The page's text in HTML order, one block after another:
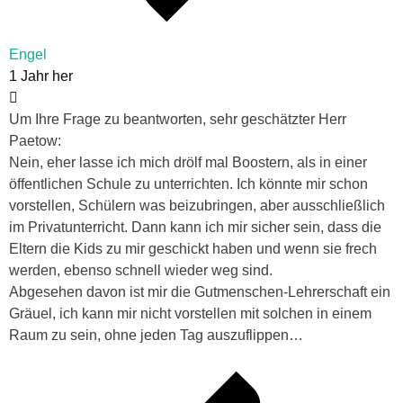
Engel
1 Jahr her
Um Ihre Frage zu beantworten, sehr geschätzter Herr
Paetow:
Nein, eher lasse ich mich drölf mal Boostern, als in einer
öffentlichen Schule zu unterrichten. Ich könnte mir schon
vorstellen, Schülern was beizubringen, aber ausschließlich
im Privatunterricht. Dann kann ich mir sicher sein, dass die
Eltern die Kids zu mir geschickt haben und wenn sie frech
werden, ebenso schnell wieder weg sind.
Abgesehen davon ist mir die Gutmenschen-Lehrerschaft ein
Gräuel, ich kann mir nicht vorstellen mit solchen in einem
Raum zu sein, ohne jeden Tag auszuflippen…